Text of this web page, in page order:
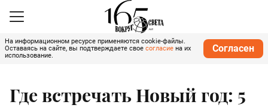
На информационном ресурсе применяются cookie-файлы.
Оставаясь на сайте, вы подтверждаете свое согласие на их
использование.
Согласен
Где встречать Новый год: 5